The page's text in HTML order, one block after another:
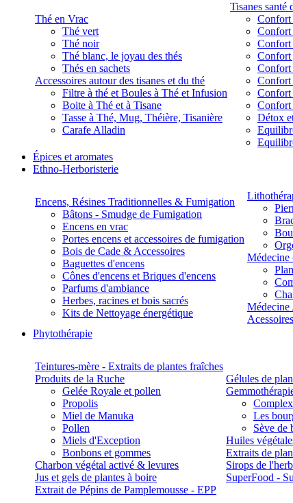
Thé en Vrac
Thé vert
Thé noir
Thé blanc, le joyau des thés
Thés en sachets
Accessoires autour des tisanes et du thé
Filtre à thé et Boules à Thé et Infusion
Boite à Thé et à Tisane
Tasse à Thé, Mug, Théière, Tisanière
Carafe Alladin
Tisanes santé
Confort
Confort
Confort
Confort
Confort
Confort
Confort
Confort
Détox
Épices et aromates
Ethno-Herboristerie
Encens, Résines Traditionnelles & Fumigation
Bâtons - Smudge de Fumigation
Encens en vrac
Portes encens et accessoires de fumigation
Bois de Cade & Accessoires
Baguettes d'encens
Cônes d'encens et Briques d'encens
Parfums d'ambiance
Herbes, racines et bois sacrés
Kits de Nettoyage énergétique
Médecine
Médecine
Phytothérapie
Teintures-mère - Extraits de plantes fraîches
Produits de la Ruche
Gelée Royale et pollen
Propolis
Miel de Manuka
Pollen
Miels d'Exception
Bonbons et gommes
Charbon végétal activé & levures
Jus et gels de plantes à boire
Extrait de Pépins de Pamplemousse - EPP
Gélules de
Les
Sève de
Huiles
Extraits de
Sirops de
SuperFood -